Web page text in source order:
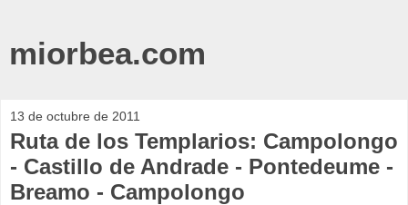
miorbea.com
13 de octubre de 2011
Ruta de los Templarios: Campolongo
- Castillo de Andrade - Pontedeume -
Breamo - Campolongo